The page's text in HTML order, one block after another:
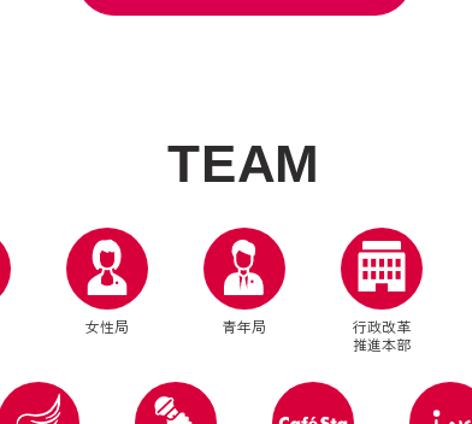
TEAM
女性局 青年局
行政改革
推進本部
ィンドウリンク 別ウィンドウリンク